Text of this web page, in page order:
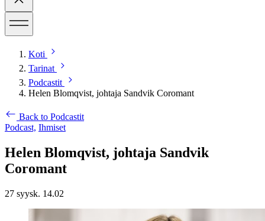
Koti
Tarinat
Podcastit
Helen Blomqvist, johtaja Sandvik Coromant
Back to Podcastit
Podcast, Ihmiset
Helen Blomqvist, johtaja Sandvik
Coromant
27 syysk. 14.02